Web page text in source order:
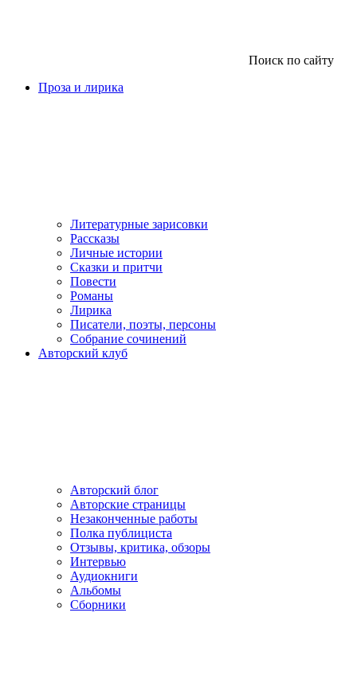
Поиск по сайту
Проза и лирика
Литературные зарисовки
Рассказы
Личные истории
Сказки и притчи
Повести
Романы
Лирика
Писатели, поэты, персоны
Собрание сочинений
Авторский клуб
Авторский блог
Авторские страницы
Незаконченные работы
Полка публициста
Отзывы, критика, обзоры
Интервью
Аудиокниги
Альбомы
Сборники